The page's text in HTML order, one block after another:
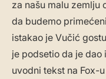
za našu malu zemlju
da budemo
istakao je Vučić
je podsetio da je
uvodni tekst na Fox-